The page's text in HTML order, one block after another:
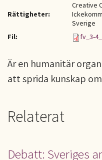
Rättigheter:
Creative
Sverige
Fil:
fv_3-
Är en humanitär
att sprida kunskap
Relaterat
Debatt: Sveriges